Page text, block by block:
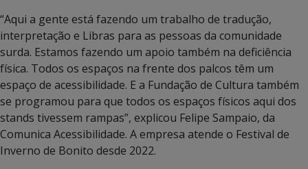
“Aqui a gente está fazendo um trabalho de tradução,
interpretação e Libras para as pessoas da comunidade
surda. Estamos fazendo um apoio também na deficiência
física. Todos os espaços na frente dos palcos têm um
espaço de acessibilidade. E a Fundação de Cultura também
se programou para que todos os espaços físicos aqui dos
stands tivessem rampas”, explicou Felipe Sampaio, da
Comunica Acessibilidade. A empresa atende o Festival de
Inverno de Bonito desde 2022.